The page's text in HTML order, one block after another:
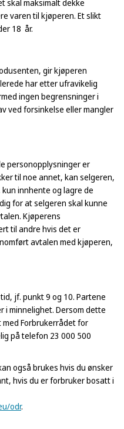
skal maksimalt dekke
varen til kjøperen. Et slikt
18 år.
gir kjøperen
har etter ufravikelig
ingen begrensninger i
ved forsinkelse eller mangler
personopplysninger er
til noe annet, kan selgeren,
innhente og lagre de
for at selgeren skal kunne
Kjøperens
til andre hvis det er
avtalen med kjøperen,
jf. punkt 9 og 10. Partene
i minnelighet. Dersom dette
Forbrukerrådet for
på telefon 23 000 500
også brukes hvis du ønsker
hvis du er forbruker bosatt i
odr.